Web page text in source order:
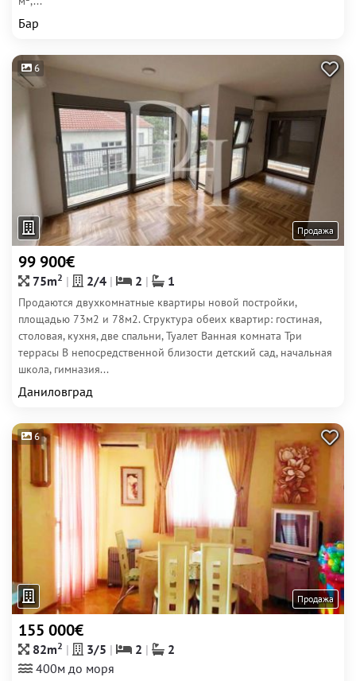
Бар
6
Продажа
99 900€
75m2 2/4 2 1
Продаются двухкомнатные квартиры новой постройки,
площадью 73м2 и 78м2. Структура обеих квартир: гостиная,
столовая, кухня, две спальни, Туалет Ванная комната Три
террасы В непосредственной близости детский сад, начальная
школа, гимназия...
Даниловград
6
Продажа
155 000€
82m2 3/5 2
2
400м до моря